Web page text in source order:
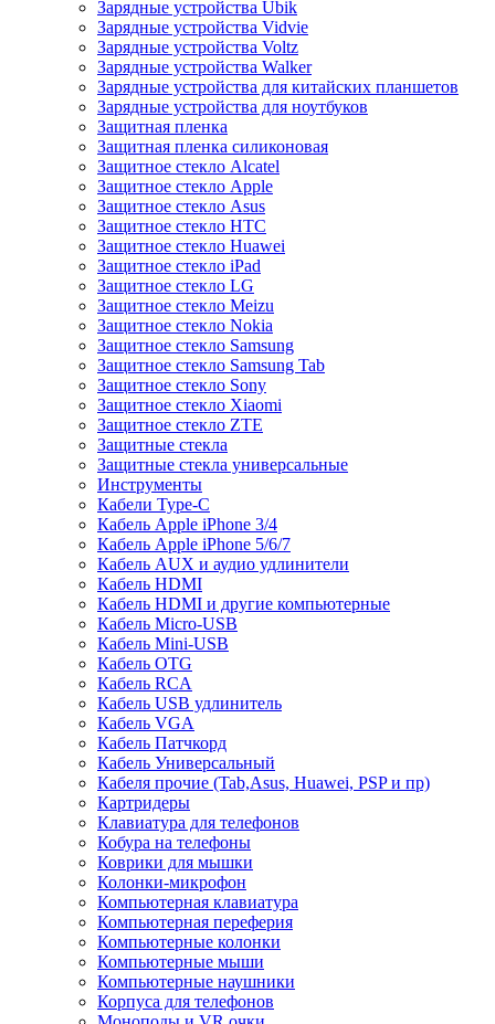
Зарядные устройства Ubik
Зарядные устройства Vidvie
Зарядные устройства Voltz
Зарядные устройства Walker
Зарядные устройства для китайских планшетов
Зарядные устройства для ноутбуков
Защитная пленка
Защитная пленка силиконовая
Защитное стекло Alcatel
Защитное стекло Apple
Защитное стекло Asus
Защитное стекло HTC
Защитное стекло Huawei
Защитное стекло iPad
Защитное стекло LG
Защитное стекло Meizu
Защитное стекло Nokia
Защитное стекло Samsung
Защитное стекло Samsung Tab
Защитное стекло Sony
Защитное стекло Xiaomi
Защитное стекло ZTE
Защитные стекла
Защитные стекла универсальные
Инструменты
Кабели Type-C
Кабель Apple iPhone 3/4
Кабель Apple iPhone 5/6/7
Кабель AUX и аудио удлинители
Кабель HDMI
Кабель HDMI и другие компьютерные
Кабель Micro-USB
Кабель Mini-USB
Кабель OTG
Кабель RCA
Кабель USB удлинитель
Кабель VGA
Кабель Патчкорд
Кабель Универсальный
Кабеля прочие (Tab,Asus, Huawei, PSP и пр)
Картридеры
Клавиатура для телефонов
Кобура на телефоны
Коврики для мышки
Колонки-микрофон
Компьютерная клавиатура
Компьютерная переферия
Компьютерные колонки
Компьютерные мыши
Компьютерные наушники
Корпуса для телефонов